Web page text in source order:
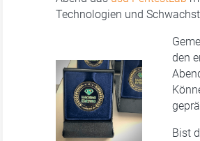
Technologien und
den
Bist